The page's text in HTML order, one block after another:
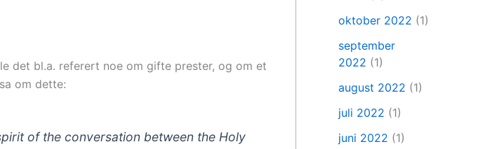
det bl.a. referert noe om gifte prester, og om et
om dette:
of the conversation between the Holy
oktober 2022 (1)
september
2022 (1)
august 2022 (1)
juli 2022 (1)
juni 2022 (1)